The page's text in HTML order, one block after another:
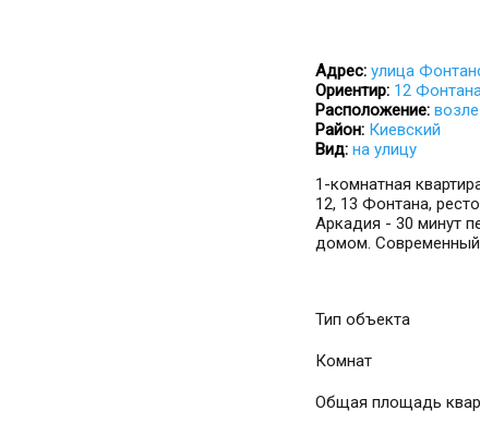
Адрес: улица
Ориентир: 12
Расположение:
Район: Киевский
Вид: на улицу
1-комнатная
12, 13 Фонтана,
Аркадия - 30 минут
домом.
Тип объекта
Комнат
Общая площадь